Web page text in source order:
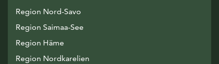
Region Nord-Savo
Region Saimaa-See
Region Häme
Region Nordkarelien